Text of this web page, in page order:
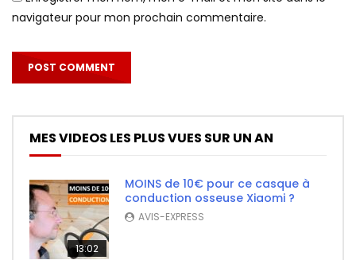
navigateur pour mon prochain commentaire.
MES VIDEOS LES PLUS VUES SUR UN AN
13:02
MOINS de 10€ pour ce casque à
conduction osseuse Xiaomi ?
AVIS-EXPRESS